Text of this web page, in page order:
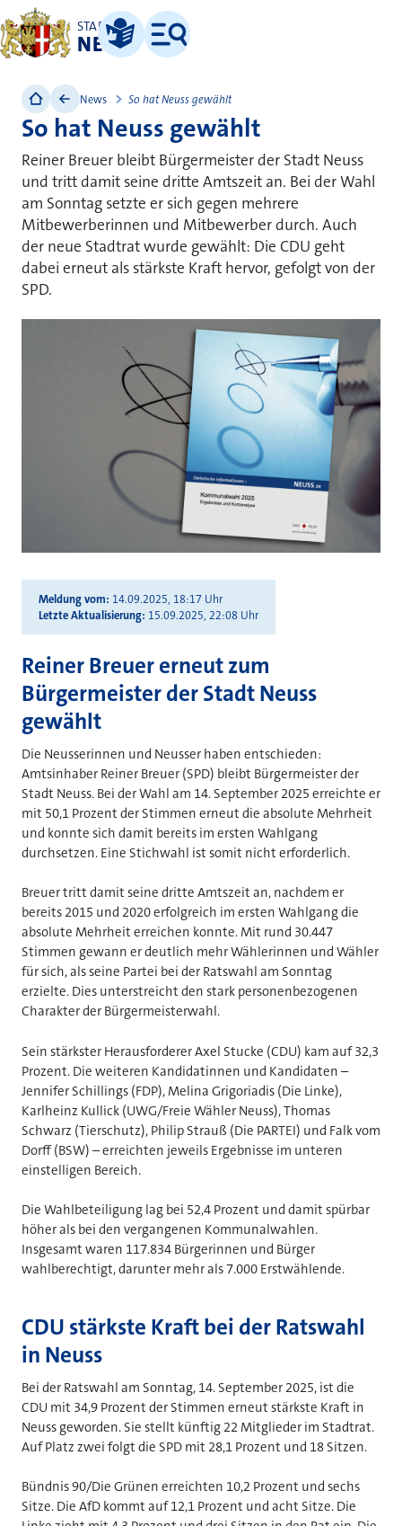
STADT
NEUSS
Leichte Sprache
Menü
News So hat Neuss gewählt
So hat Neuss gewählt
Reiner Breuer bleibt Bürgermeister der Stadt Neuss
und tritt damit seine dritte Amtszeit an. Bei der Wahl
am Sonntag setzte er sich gegen mehrere
Mitbewerberinnen und Mitbewerber durch. Auch
der neue Stadtrat wurde gewählt: Die CDU geht
dabei erneut als stärkste Kraft hervor, gefolgt von der
SPD.
Meldung vom 14.09.2025, 18:17 Uhr
Letzte Aktualisierung 15.09.2025, 22:08 Uhr
Reiner Breuer erneut zum
Bürgermeister der Stadt Neuss
gewählt
Die Neusserinnen und Neusser haben entschieden:
Amtsinhaber Reiner Breuer (SPD) bleibt Bürgermeister der
Stadt Neuss. Bei der Wahl am 14. September 2025 erreichte er
mit 50,1 Prozent der Stimmen erneut die absolute Mehrheit
und konnte sich damit bereits im ersten Wahlgang
durchsetzen. Eine Stichwahl ist somit nicht erforderlich.
Breuer tritt damit seine dritte Amtszeit an, nachdem er
bereits 2015 und 2020 erfolgreich im ersten Wahlgang die
absolute Mehrheit erreichen konnte. Mit rund 30.447
Stimmen gewann er deutlich mehr Wählerinnen und Wähler
für sich, als seine Partei bei der Ratswahl am Sonntag
erzielte. Dies unterstreicht den stark personenbezogenen
Charakter der Bürgermeisterwahl.
Sein stärkster Herausforderer Axel Stucke (CDU) kam auf 32,3
Prozent. Die weiteren Kandidatinnen und Kandidaten –
Jennifer Schillings (FDP), Melina Grigoriadis (Die Linke),
Karlheinz Kullick (UWG/Freie Wähler Neuss), Thomas
Schwarz (Tierschutz), Philip Strauß (Die PARTEI) und Falk vom
Dorff (BSW) – erreichten jeweils Ergebnisse im unteren
einstelligen Bereich.
Die Wahlbeteiligung lag bei 52,4 Prozent und damit spürbar
höher als bei den vergangenen Kommunalwahlen.
Insgesamt waren 117.834 Bürgerinnen und Bürger
wahlberechtigt, darunter mehr als 7.000 Erstwählende.
CDU stärkste Kraft bei der Ratswahl
in Neuss
Bei der Ratswahl am Sonntag, 14. September 2025, ist die
CDU mit 34,9 Prozent der Stimmen erneut stärkste Kraft in
Neuss geworden. Sie stellt künftig 22 Mitglieder im Stadtrat.
Auf Platz zwei folgt die SPD mit 28,1 Prozent und 18 Sitzen.
Bündnis 90/Die Grünen erreichten 10,2 Prozent und sechs
Sitze. Die AfD kommt auf 12,1 Prozent und acht Sitze. Die